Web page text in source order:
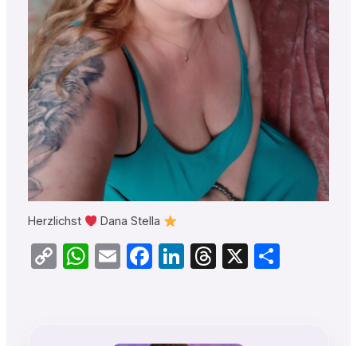
Herzlichst Dana Stella
CopyWhatsApp
EmailFacebook
LinkedIn
Threads
X Teilen